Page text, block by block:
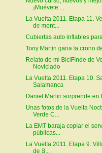
¡Muévete ...
La Vuelta 2011. Etapa 11.
de mont...
Cubiertas auto inflables
Tony Martin gana la crono
Relato de mi BiciFinde de
Noviciado
La Vuelta 2011. Etapa 10.
Salamanca
Daniel Martin sorprende en
Unas fotos de la Vuelta
Verde C...
La EMT baraja copiar el
públicas...
La Vuelta 2011. Etapa 9.
de B...